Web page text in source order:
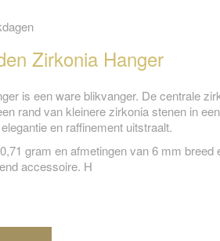
Zirkonia Hanger
is een ware blikvanger. De centrale
rand van kleinere zirkonia stenen in
en raffinement uitstraalt.
gram en afmetingen van 6 mm breed
accessoire. H